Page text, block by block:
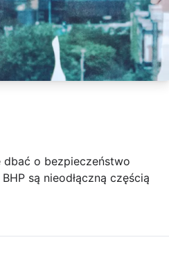
o bezpieczeństwo
są nieodłączną częścią